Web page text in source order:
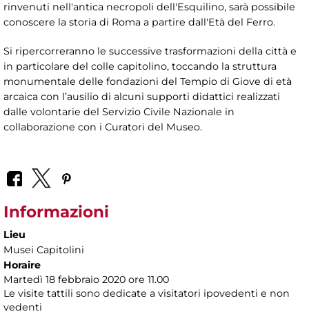
rinvenuti nell'antica necropoli dell'Esquilino, sarà possibile
conoscere la storia di Roma a partire dall'Età del Ferro.
Si ripercorreranno le successive trasformazioni della città e
in particolare del colle capitolino, toccando la struttura
monumentale delle fondazioni del Tempio di Giove di età
arcaica con l’ausilio di alcuni supporti didattici realizzati
dalle volontarie del Servizio Civile Nazionale in
collaborazione con i Curatori del Museo.
Informazioni
Lieu
Musei Capitolini
Horaire
Martedì 18 febbraio 2020 ore 11.00
Le visite tattili sono dedicate a visitatori ipovedenti e non
vedenti